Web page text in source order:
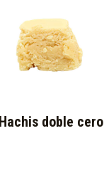
Hachis doble cero